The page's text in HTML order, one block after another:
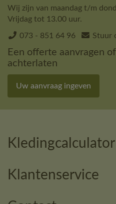
Wij zijn van maandag t/m
Vrijdag tot 13.00 uur.
073 - 851 64 96 Stuur
Een offerte aanvragen
achterlaten
Uw aanvraag ingeven
Kledingcalculator
Klantenservice